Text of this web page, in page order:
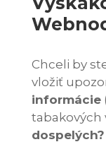
Chceli by
vložiť
informácie
tabakových
dospelých?